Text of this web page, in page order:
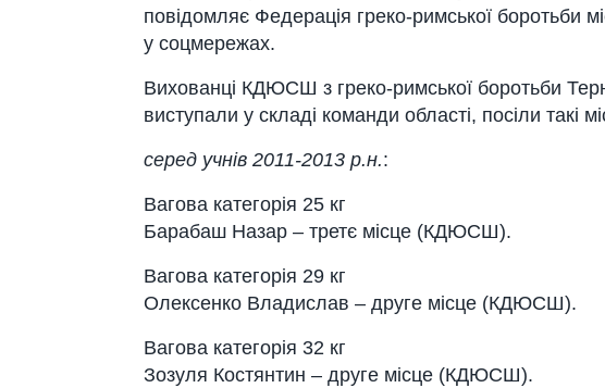
повідомляє Федерація греко-римської боротьби
у соцмережах.
Вихованці КДЮСШ з греко-римської боротьби
виступали у складі команди області, посіли такі
серед учнів 2011-2013 р.н.:
Вагова категорія 25 кг
Барабаш Назар – третє місце (КДЮСШ).
Вагова категорія 29 кг
Олексенко Владислав – друге місце (КДЮСШ).
Вагова категорія 32 кг
Зозуля Костянтин – друге місце (КДЮСШ).